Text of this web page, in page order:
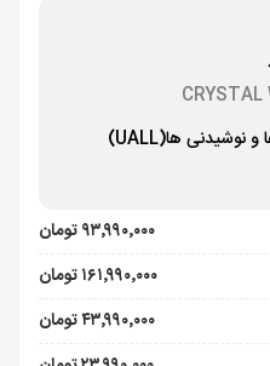
CRYSTAL
و نوشیدنی ها(UALL)
۹۳٬۹۹۰٬۰۰۰ تومان
۱۶۱٬۹۹۰٬۰۰۰ تومان
۴۳٬۹۹۰٬۰۰۰ تومان